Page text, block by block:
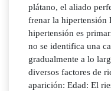
plátano, el aliado
frenar la hipertensión
hipertensión es
no se identifica una
gradualmente a lo
diversos factores de
aparición: Edad: El